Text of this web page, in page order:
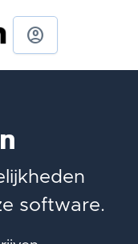
account_circle
software.